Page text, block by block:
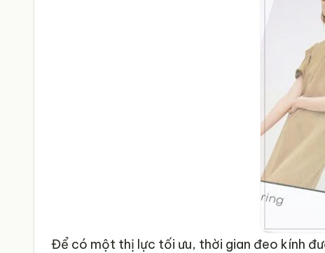
Để có một thị lực tối ưu, thời gian đeo kính